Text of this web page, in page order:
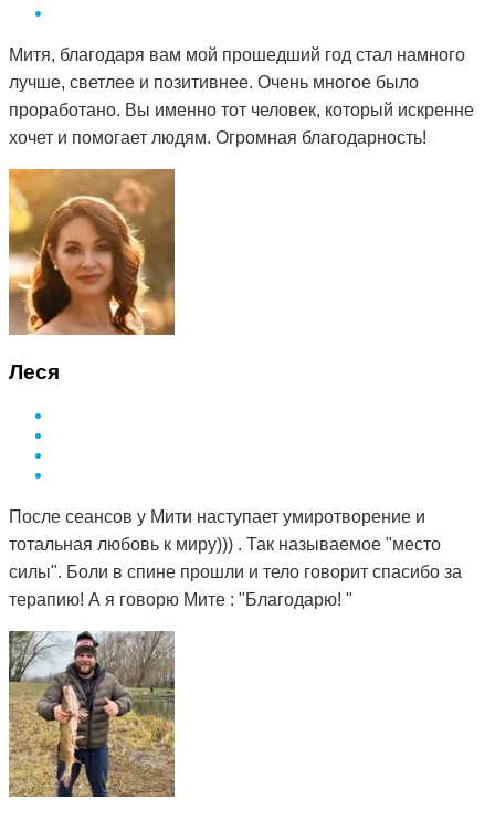
Митя, благодаря вам мой прошедший год стал намного
лучше, светлее и позитивнее. Очень многое было
проработано. Вы именно тот человек, который искренне
хочет и помогает людям. Огромная благодарность!
Леся
После сеансов у Мити наступает умиротворение и
тотальная любовь к миру))) . Так называемое "место
силы". Боли в спине прошли и тело говорит спасибо за
терапию! А я говорю Мите : "Благодарю! "